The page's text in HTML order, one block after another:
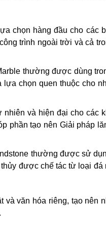
chọn hàng đầu cho các
trình ngoài trời và cả
thường được dùng
lựa chọn quen thuộc cho
nhiên và hiện đại cho các
phần tạo nên Giải pháp
thường được sử
được chế tác từ loại đá
và văn hóa riêng, tạo nên